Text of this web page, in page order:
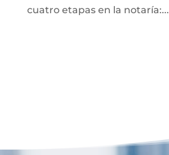
cuatro etapas en la notaría:...